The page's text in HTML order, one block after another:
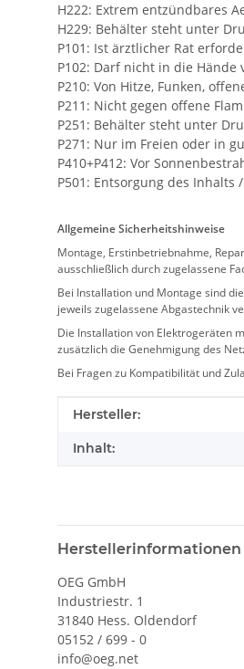
H222: Extrem entzündbares
H229: Behälter steht unter
P101: Ist ärztlicher Rat
P102: Darf nicht in die Hände
P210: Von Hitze, Funken,
P211: Nicht gegen offene
P251: Behälter steht unter
P271: Nur im Freien oder in
P410+P412: Vor
P501: Entsorgung des
Allgemeine Sicherheitshinweise
Montage, Erstinbetriebnahme,
ausschließlich durch zugelassene
Bei Installation und Montage sind
jeweils zugelassene Abgastechnik
Die Installation von Elektrogeräten
zusätzlich die Genehmigung des
Bei Fragen zu Kompatibilität und
Produkteigenschaft
Wert
Hersteller:
Inhalt:
Herstellerinformationen
OEG GmbH
Industriestr. 1
31840 Hess. Oldendorf
05152 / 699 - 0
info@oeg.net